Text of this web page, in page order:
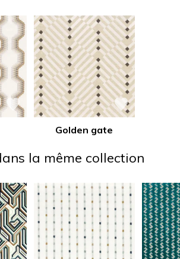
Golden gate
la même collection